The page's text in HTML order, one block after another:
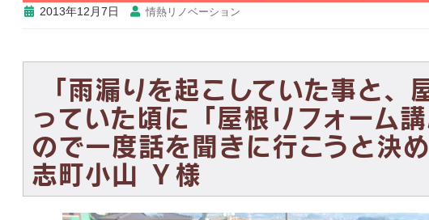
2013年12月7日 情熱リノベーション
「雨漏りを起こしていた事と、
っていた頃に「屋根リフォーム
ので一度話を聞きに行こうと決
志町小山 Ｙ様